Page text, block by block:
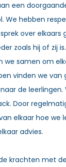
een
We hebben
over elkaars
zoals hij of zij
samen om
vinden we van
de leerlingen.
Door
elkaar hoe we
advies.
krachten met